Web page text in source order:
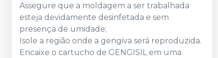
Assegure que a moldagem a ser trabalhada
esteja devidamente desinfetada e sem
presença de umidade;
Isole a região onde a gengiva será reproduzida.
Encaixe o cartucho de GENGISIL em uma